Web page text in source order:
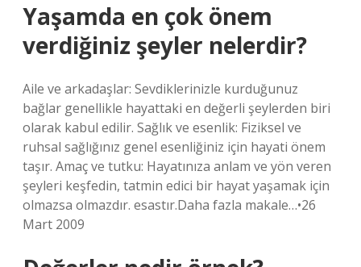
Yaşamda en çok önem
verdiğiniz şeyler nelerdir?
Aile ve arkadaşlar: Sevdiklerinizle kurduğunuz
bağlar genellikle hayattaki en değerli şeylerden biri
olarak kabul edilir. Sağlık ve esenlik: Fiziksel ve
ruhsal sağlığınız genel esenliğiniz için hayati önem
taşır. Amaç ve tutku: Hayatınıza anlam ve yön veren
şeyleri keşfedin, tatmin edici bir hayat yaşamak için
olmazsa olmazdır. esastır.Daha fazla makale…•26
Mart 2009